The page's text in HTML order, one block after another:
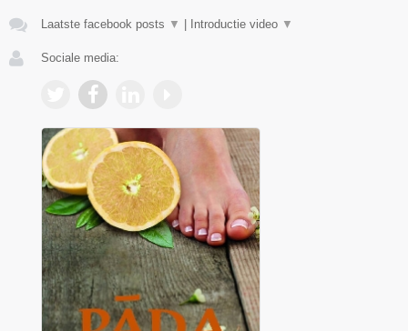
Laatste facebook posts ▼ Introductie video ▼
Sociale media: